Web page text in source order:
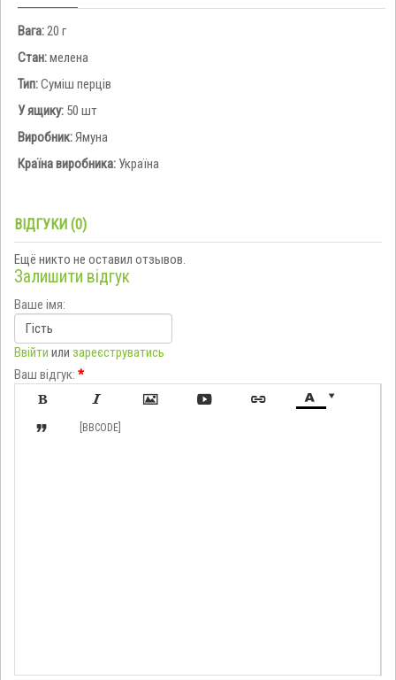
Вага: 20 г
Стан:мелена
Тип:Суміш перців
У ящику: 50 шт
Виробник:Ямуна
Країна виробника: Україна
ВІДГУКИ (0)
Ещё никто не оставил отзывов.
Залишити відгук
Ваше імя:
Ввійти или зареєструватись
Ваш відгук: *

     
 [BBCODE]